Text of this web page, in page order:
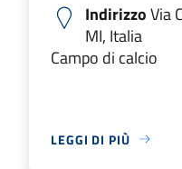
IndirizzoVia
MI, Italia
Campo di calcio
LEGGI DI PIÙ